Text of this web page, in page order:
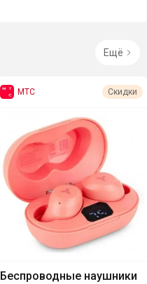
Ещё
МТС Скидки
Беспроводные наушники